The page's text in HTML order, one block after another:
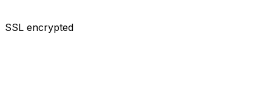
SSL encrypted